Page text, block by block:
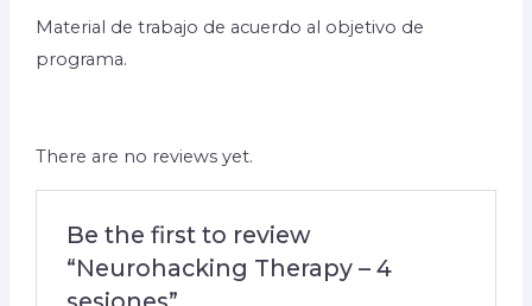
Material de trabajo de acuerdo al objetivo de
programa.
There are no reviews yet.
Be the first to review
“Neurohacking Therapy – 4